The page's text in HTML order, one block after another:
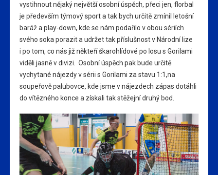
vystihnout nějaký největší osobní úspěch, přeci jen, florbal
je především týmový sport a tak bych určitě zmínil letošní
baráž a play-down, kde se nám podařilo v obou sériích
svého soka porazit a udržet tak příslušnost v Národní lize
i po tom, co nás již někteří škarohlídové po losu s Gorilami
viděli jasně v divizi. Osobní úspěch pak bude určitě
vychytané nájezdy v sérii s Gorilami za stavu 1:1,na
soupeřově palubovce, kde jsme v nájezdech zápas dotáhli
do vítězného konce a získali tak stěžejní druhý bod.